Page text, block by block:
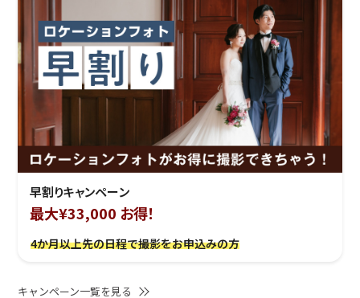
早割りキャンペーン
最大¥33,000 お得！
4か月以上先の日程で撮影をお申込みの方
キャンペーン一覧を見る